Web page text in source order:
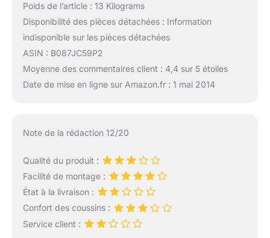
Poids de l’article : 13 Kilograms
Disponibilité des pièces détachées : Information
indisponible sur les pièces détachées
ASIN : B087JC59P2
Moyenne des commentaires client : 4,4 sur 5 étoiles
Date de mise en ligne sur Amazon.fr : 1 mai 2014
Note de la rédaction 12/20
Qualité du produit :
Facilité de montage :
État à la livraison :
Confort des coussins :
Service client :